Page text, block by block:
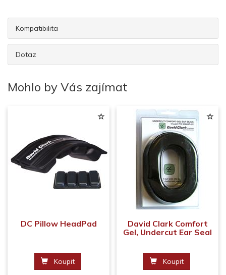
Kompatibilita
Dotaz
Mohlo by Vás zajímat
DC Pillow HeadPad
Koupit
David Clark Comfort
Gel, Undercut Ear Seal
Koupit